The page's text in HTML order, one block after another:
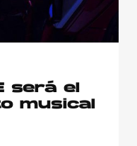
será el
musical